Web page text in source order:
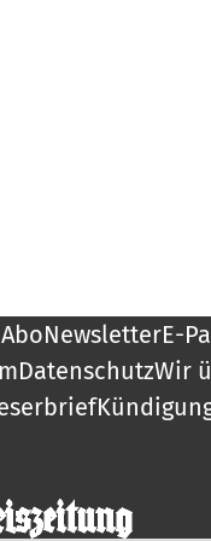
AboNewsletterE-
DatenschutzWir